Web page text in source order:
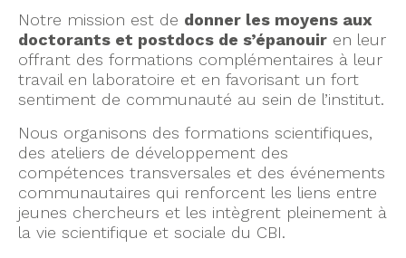
Notre mission est de donner les moyens aux
doctorants et postdocs de s’épanouir en leur
offrant des formations complémentaires à leur
travail en laboratoire et en favorisant un fort
sentiment de communauté au sein de l’institut.
Nous organisons des formations scientifiques,
des ateliers de développement des
compétences transversales et des événements
communautaires qui renforcent les liens entre
jeunes chercheurs et les intègrent pleinement à
la vie scientifique et sociale du CBI.